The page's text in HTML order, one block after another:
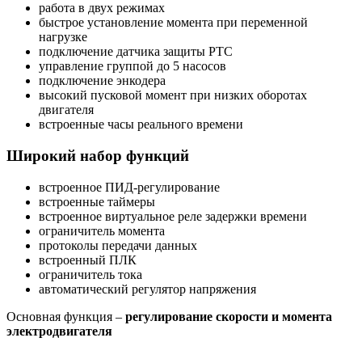
работа в двух режимах
быстрое установление момента при переменной
нагрузке
подключение датчика защиты PTC
управление группой до 5 насосов
подключение энкодера
высокий пусковой момент при низких оборотах
двигателя
встроенные часы реального времени
Широкий набор функций
встроенное ПИД-регулирование
встроенные таймеры
встроенное виртуальное реле задержки времени
ограничитель момента
протоколы передачи данных
встроенный ПЛК
ограничитель тока
автоматический регулятор напряжения
Основная функция – регулирование скорости и момента
электродвигателя